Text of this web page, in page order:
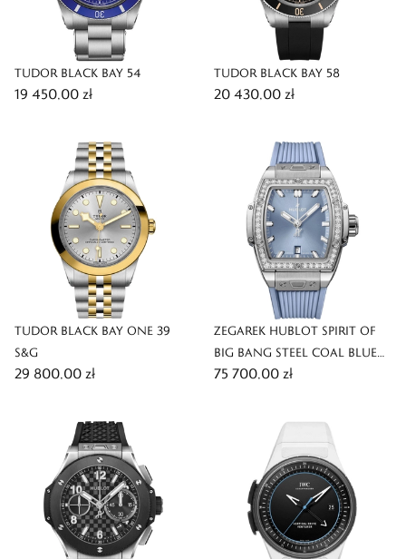
TUDOR BLACK BAY 54
19 450,00 zł
TUDOR BLACK BAY 58
20 430,00 zł
TUDOR BLACK BAY ONE 39
S&G
29 800,00 zł
ZEGAREK HUBLOT SPIRIT OF
BIG BANG STEEL COAL BLUE
DIAMONDS
75 700,00 zł